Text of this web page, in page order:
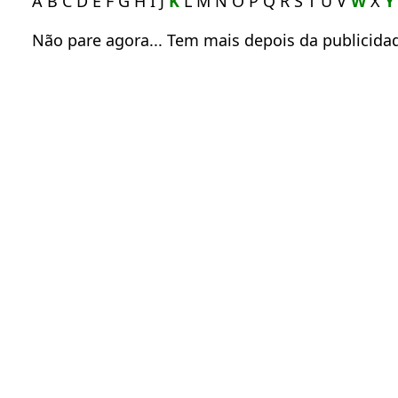
Não pare agora... Tem mais depois da